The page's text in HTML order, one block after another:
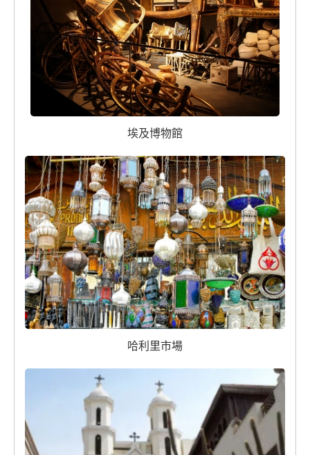
埃及博物館
哈利里市場